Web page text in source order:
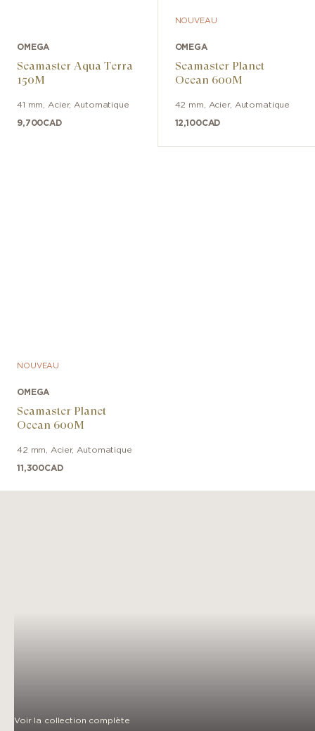
OMEGA
Seamaster Aqua Terra
150M
41 mm Acier, Automatique
9,700CAD
NOUVEAU
OMEGA
Seamaster Planet
Ocean 600M
42 mm Acier, Automatique
12,100CAD
NOUVEAU
OMEGA
Seamaster Planet
Ocean 600M
42 mm Acier, Automatique
11,300CAD
Voir la collection complète